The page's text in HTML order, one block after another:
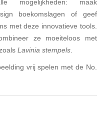
maak
boekomslagen of geef
met deze innovatieve tools.
ze moeiteloos met
Lavinia stempels
vrij spelen met de No.